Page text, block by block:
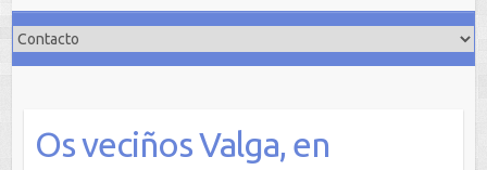
Os veciños Valga, en